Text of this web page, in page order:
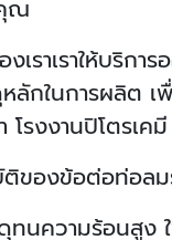
ณ
งเราเราให้บริก
ลักในการผลิต เ
โรงงานปิโตรเ
องข้อต่อท่อลม
ทนความร้อนสูง